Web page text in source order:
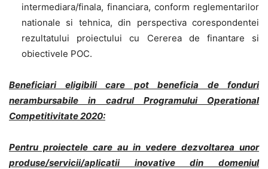
intermediara/finala, financiara, conform reglementarilor
nationale si tehnica, din perspectiva corespondentei
rezultatului proiectului cu Cererea de finantare si
obiectivele POC.
Beneficiari eligibili care pot beneficia de fonduri
nerambursabile in cadrul Programului Operational
Competitivitate 2020:
Pentru proiectele care au in vedere dezvoltarea unor
produse/servicii/aplicatii inovative din domeniul